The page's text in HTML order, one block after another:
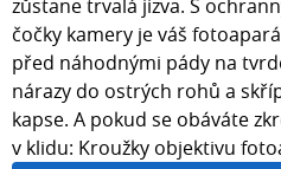
zůstane trvalá jizva. S
čočky kamery je váš
před náhodnými pády na
nárazy do ostrých rohů a
kapse. A pokud se obáváte
v klidu: Kroužky objektivu